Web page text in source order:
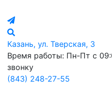
Казань, ул. Тверская, 3
Время работы: Пн-Пт с
звонку
(843) 248-27-55